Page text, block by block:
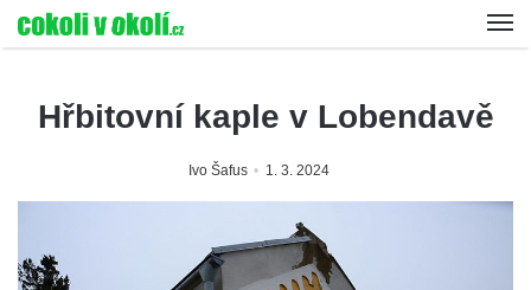
Hřbitovní kaple v Lobendavě
Ivo Šafus 1. 3. 2024